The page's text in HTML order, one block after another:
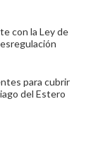
con la Ley de
para cubrir
del Estero